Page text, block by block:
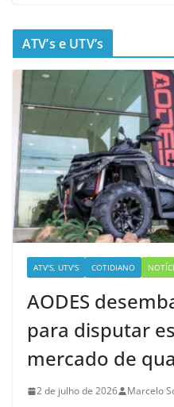
ATV’s e UTV’s
ATV'S, UTV'S COTIDIANO
AODES
para disputar
mercado de
2 de julho de 2026 Marcelo